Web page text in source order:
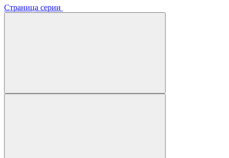
Страница серии